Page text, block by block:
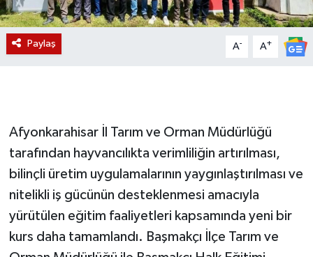
Paylaş A- A+
Afyonkarahisar İl Tarım ve Orman Müdürlüğü
tarafından hayvancılıkta verimliliğin artırılması,
bilinçli üretim uygulamalarının yaygınlaştırılması ve
nitelikli iş gücünün desteklenmesi amacıyla
yürütülen eğitim faaliyetleri kapsamında yeni bir
kurs daha tamamlandı. Başmakçı İlçe Tarım ve